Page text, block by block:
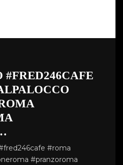
#FRED246CAFE
#roma
#pranzoroma